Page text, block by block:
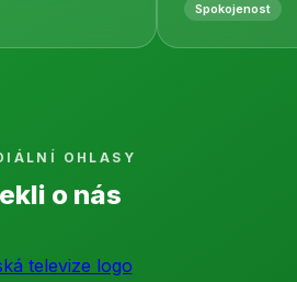
Spokojenost
OHLASY
o nás